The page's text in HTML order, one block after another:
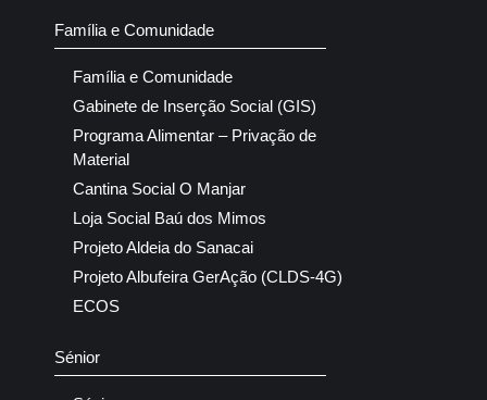
Família e Comunidade
Família e Comunidade
Gabinete de Inserção Social (GIS)
Programa Alimentar – Privação de
Material
Cantina Social O Manjar
Loja Social Baú dos Mimos
Projeto Aldeia do Sanacai
Projeto Albufeira GerAção (CLDS-4G)
ECOS
Sénior